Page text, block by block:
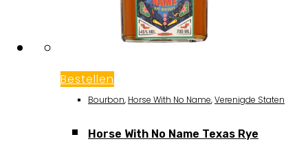
Bestellen
Bourbon, Horse With No Name,Verenigde Staten
Horse With No Name Texas Rye